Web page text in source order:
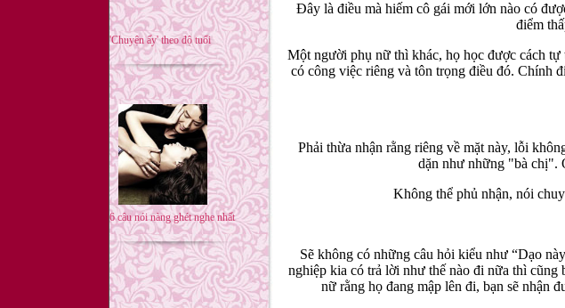
'Chuyện ấy' theo độ tuổi
6 câu nói nàng ghét nghe nhất
Đây là điều mà hiếm cô gái mới lớn nào có
điểm
Một người phụ nữ thì khác, họ học được cách
có công việc riêng và tôn trọng điều đó. Chính
Phải thừa nhận rằng riêng về mặt này, lỗi
dặn như những "bà chị".
Không thể phủ nhận, nói
Sẽ không có những câu hỏi kiểu như “Dạo
nghiệp kia có trả lời như thế nào đi nữa thì
nữ rằng họ đang mập lên đi, bạn sẽ nhận